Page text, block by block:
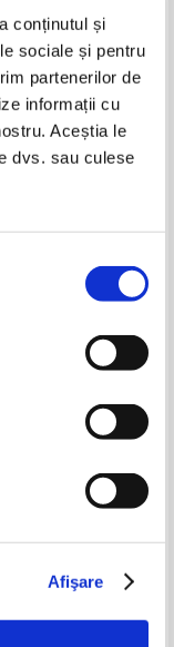
conținutul și
sociale și pentru
partenerilor de
informații cu
Aceștia le
dvs. sau culese
Afişare
internationale
în coș